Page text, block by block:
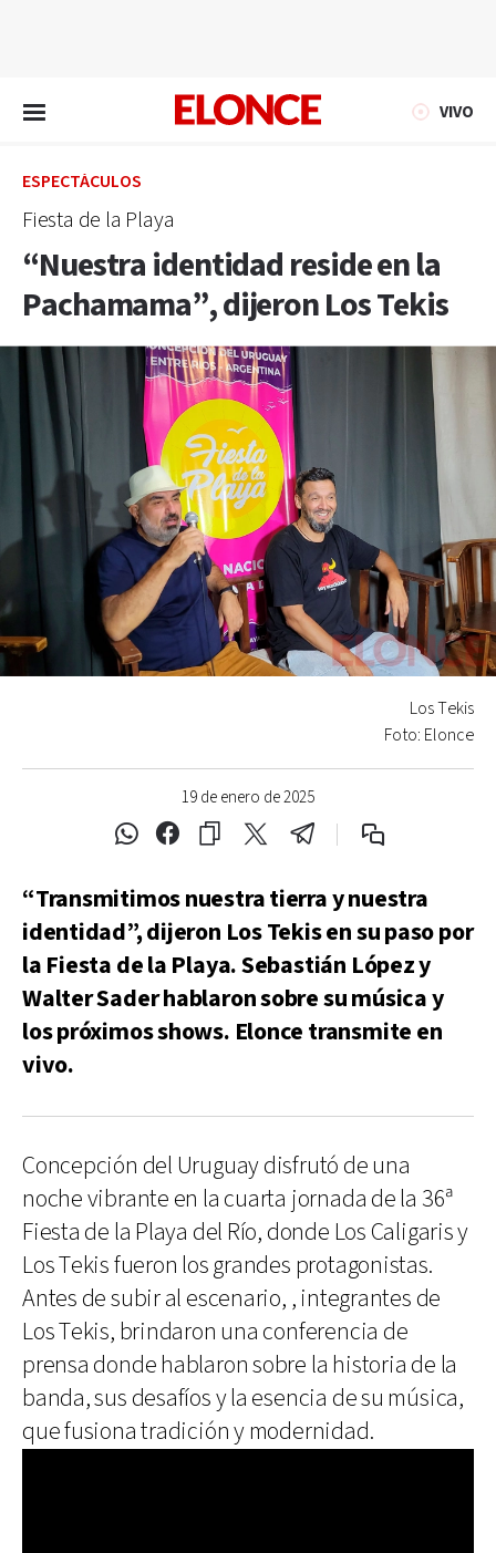
VIVO
ESPECTÁCULOS
Fiesta de la Playa
“Nuestra identidad reside en la
Pachamama”, dijeron Los Tekis
19 de enero de 2025
Los Tekis
Foto: Elonce
“Transmitimos nuestra tierra y nuestra
identidad”, dijeron Los Tekis en su paso por
la Fiesta de la Playa. Sebastián López y
Walter Sader hablaron sobre su música y
los próximos shows. Elonce transmite en
vivo.
Concepción del Uruguay disfrutó de una
noche vibrante en la cuarta jornada de la 36ª
Fiesta de la Playa del Río, donde Los Caligaris y
Los Tekis fueron los grandes protagonistas.
Antes de subir al escenario, , integrantes de
Los Tekis, brindaron una conferencia de
prensa donde hablaron sobre la historia de la
banda, sus desafíos y la esencia de su música,
que fusiona tradición y modernidad.